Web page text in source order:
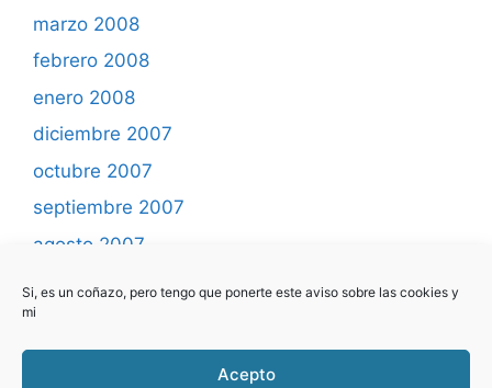
Si, es un coñazo, pero tengo que ponerte este aviso sobre las cookies y
mi
Acepto
marzo 2008
febrero 2008
enero 2008
diciembre 2007
octubre 2007
septiembre 2007
agosto 2007
abril 2007
marzo 2007